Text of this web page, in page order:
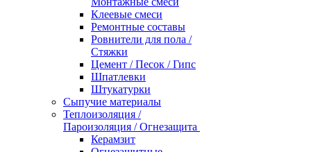
Клеевые смеси
Ремонтные составы
Ровнители для пола /
Стяжки
Цемент / Песок / Гипс
Шпатлевки
Штукатурки
Сыпучие материалы
Теплоизоляция /
Пароизоляция / Огнезащита
Керамзит